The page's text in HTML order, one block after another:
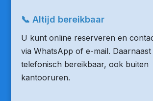
📞 Altijd bereikbaar
U kunt online reserveren en
via WhatsApp of e-mail. Daarnaast
telefonisch bereikbaar, ook buiten
kantooruren.